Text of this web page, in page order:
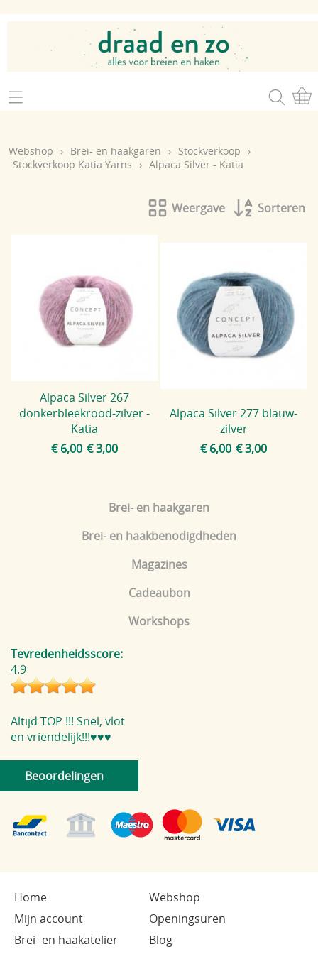
Home
Brei- en haakgaren
Workshops
Mijn account
Atelier op zondag
Contact
Brei- en haakgaren
Brei- en haakbenodigdheden
Magazines
Cadeaubon
Workshops
Tevredenheidsscore:
4.9
Altijd TOP !!! Snel, vlot
en vriendelijk!!!♥️♥️♥️
Beoordelingen
Webshop › Brei- en haakgaren › Stockverkoop
›
Stockverkoop Katia Yarns
› Alpaca Silver - Katia
Weergave Sorteren
Alpaca Silver 267
donkerbleekrood-zilver -
Katia
€ 6,00 € 3,00
Alpaca Silver 277 blauw-
zilver
€ 6,00 € 3,00
Home
Webshop
Mijn account
Openingsuren
Brei- en haakatelier
Blog